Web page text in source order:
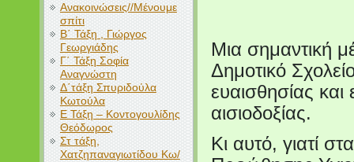
Ανακοινώσεις//Μένουμε
σπίτι
Β΄ Τάξη , Γιώργος
Γεωργιάδης
Γ΄ Τάξη Σοφία
Αναγνώστη
Δ΄τάξη Σπυριδούλα
Κωτούλα
Ε Τάξη – Κοντογουλίδης
Θεόδωρος
Στ τάξη,
Χατζηπαναγιωτίδου Κω/
Μια σημαντική
Δημοτικό
ευαισθησίας
αισιοδοξίας.
Κι αυτό, γιατί